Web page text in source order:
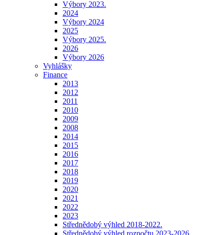
Výbory 2023.
2024
Výbory 2024
2025
Výbory 2025.
2026
Výbory 2026
Vyhlášky
Finance
2013
2012
2011
2010
2009
2008
2014
2015
2016
2017
2018
2019
2020
2021
2022
2023
Střednědobý výhled 2018-2022.
Střednědobý výhled rozpočtu 2023-2026.